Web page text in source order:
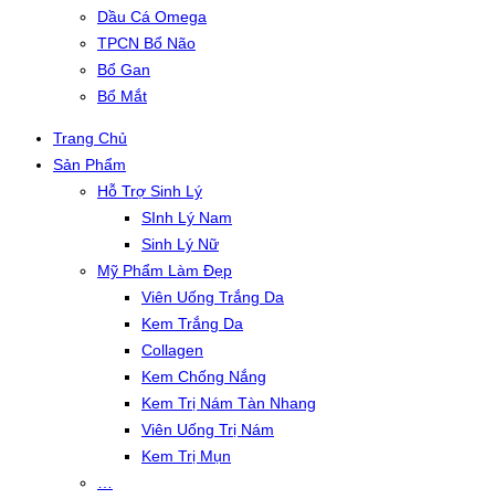
Dầu Cá Omega
TPCN Bổ Não
Bổ Gan
Bổ Mắt
Trang Chủ
Sản Phẩm
Hỗ Trợ Sinh Lý
SInh Lý Nam
Sinh Lý Nữ
Mỹ Phẩm Làm Đẹp
Viên Uống Trắng Da
Kem Trắng Da
Collagen
Kem Chống Nắng
Kem Trị Nám Tàn Nhang
Viên Uống Trị Nám
Kem Trị Mụn